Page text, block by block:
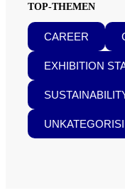
TOP-THEMEN
CAREER
EXHIBITION